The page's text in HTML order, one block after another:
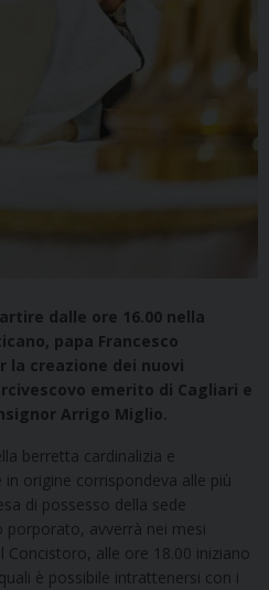
dalle ore 16.00 nella
papa Francesco
la creazione dei nuovi
emerito di Cagliari e
Arrigo Miglio.
berretta cardinalizia e
in origine corrispondeva alle più
di possesso della sede
porporato, avverrà nei mesi
Concistoro, alle ore 18.00 iniziano
è possibile intrattenersi con i